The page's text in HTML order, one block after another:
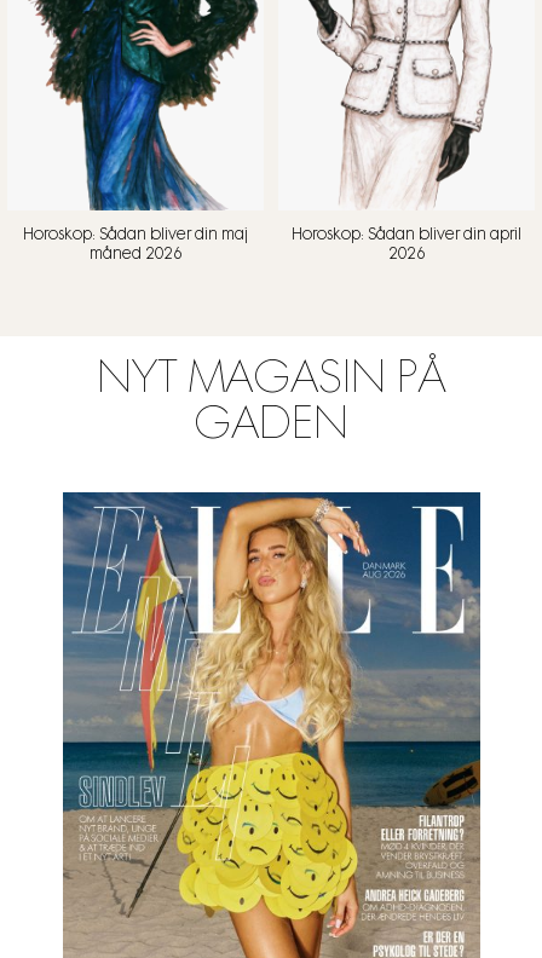
Horoskop: Sådan bliver din maj
måned 2026
Horoskop: Sådan bliver din april
2026
NYT MAGASIN PÅ
GADEN